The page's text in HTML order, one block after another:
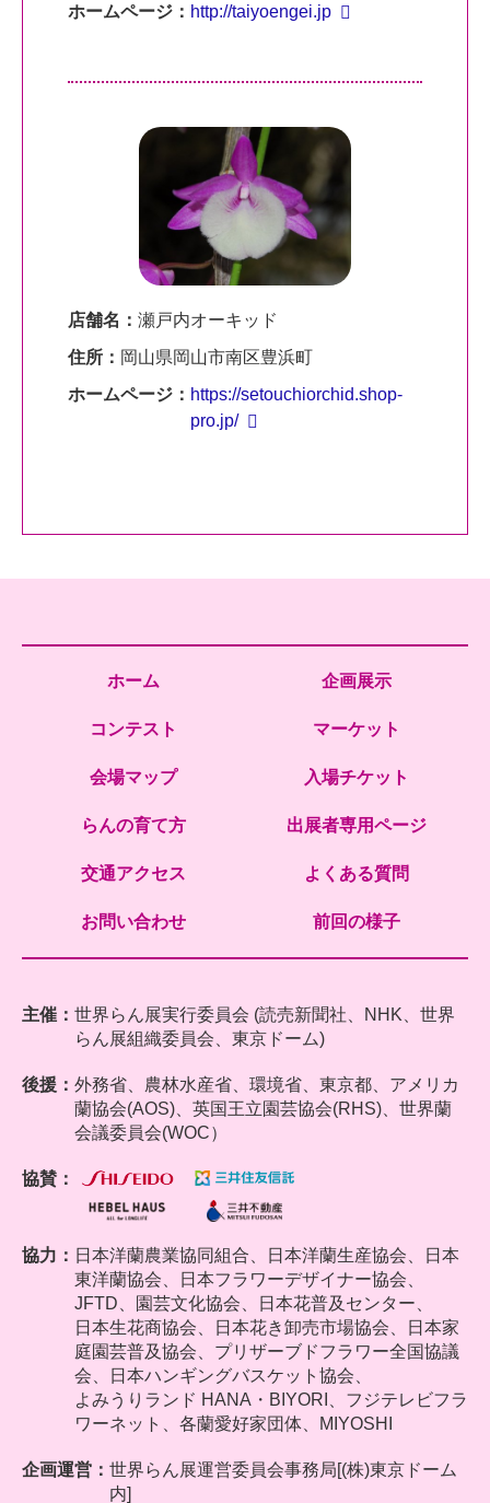
ホームページ： http://taiyoengei.jp
店舗名： 瀬戸内オーキッド
住所： 岡山県岡山市南区豊浜町
ホームページ： https://setouchiorchid.shop-
pro.jp/
ホーム 企画展示
コンテスト マーケット
会場マップ 入場チケット
らんの育て方 出展者専用ページ
交通アクセス よくある質問
お問い合わせ 前回の様子
主催： 世界らん展実行委員会 (読売新聞社、NHK、世界
らん展組織委員会、東京ドーム)
後援： 外務省、農林水産省、環境省、東京都、アメリカ
蘭協会(AOS)、英国王立園芸協会(RHS)、世界蘭
会議委員会(WOC）
協賛：
協力： 日本洋蘭農業協同組合、
日本洋蘭生産協会、日本
東洋蘭協会、日本フラワーデザイナー協会、
JFTD、園芸文化協会、日本花普及センター、
日本生花商協会、日本花き卸売市場協会、日本家
庭園芸普及協会、プリザーブドフラワー全国協議
会、日本ハンギングバスケット協会、
よみうりランド HANA・BIYORI、フジテレビフラ
ワーネット、各蘭愛好家団体、MIYOSHI
企画運営： 世界らん展運営委員会事務局[(株)東京ドーム
内]